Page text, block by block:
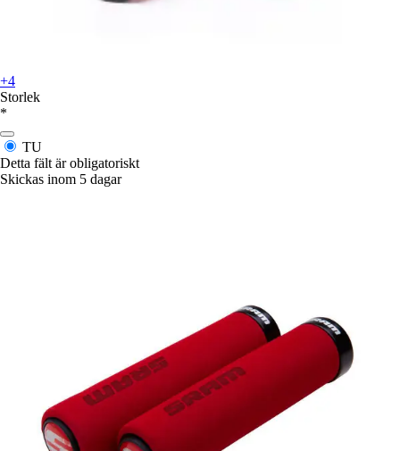
+4
Storlek
*
TU
Detta fält är obligatoriskt
Skickas inom 5 dagar